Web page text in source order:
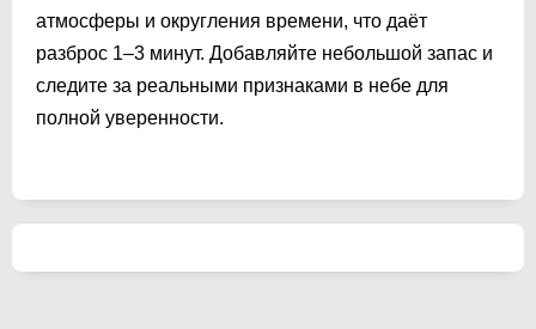
атмосферы и округления времени, что даёт
разброс 1–3 минут. Добавляйте небольшой запас и
следите за реальными признаками в небе для
полной уверенности.